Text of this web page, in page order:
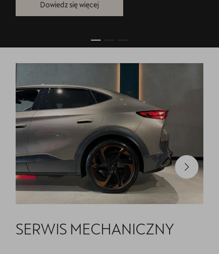
Dowiedz się więcej
SERWIS MECHANICZNY